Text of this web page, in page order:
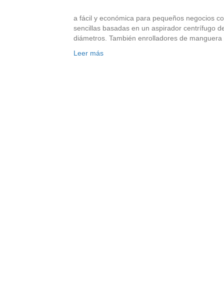
a fácil y económica para pequeños negocios
sencillas basadas en un aspirador centrífugo
diámetros. También enrolladores de manguera
Leer más